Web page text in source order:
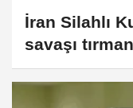
İran Silahlı
savaşı